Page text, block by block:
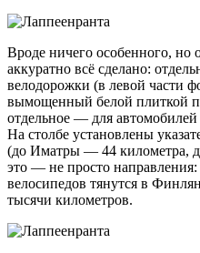
Вроде ничего особенного, но
аккуратно всё сделано:
велодорожки (в левой части
вымощенный белой плиткой
отдельное — для
На столбе установлены
(до Иматры — 44 километра,
это — не просто
велосипедов тянутся в
тысячи километров.